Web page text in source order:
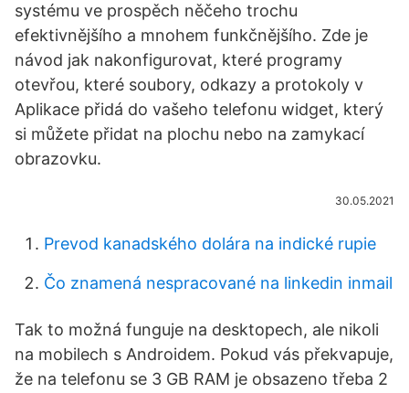
systému ve prospěch něčeho trochu
efektivnějšího a mnohem funkčnějšího. Zde je
návod jak nakonfigurovat, které programy
otevřou, které soubory, odkazy a protokoly v
Aplikace přidá do vašeho telefonu widget, který
si můžete přidat na plochu nebo na zamykací
obrazovku.
30.05.2021
Prevod kanadského dolára na indické rupie
Čo znamená nespracované na linkedin inmail
Tak to možná funguje na desktopech, ale nikoli
na mobilech s Androidem. Pokud vás překvapuje,
že na telefonu se 3 GB RAM je obsazeno třeba 2